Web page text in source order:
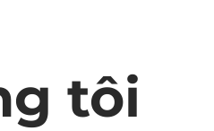
tôi